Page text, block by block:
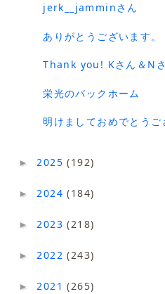
jerk__jamminさん
ありがとうございます。
Thank you! Kさん＆N
栄光のバックホーム
明けましておめでとうご
► 2025(192)
► 2024(184)
► 2023(218)
► 2022(243)
► 2021(265)